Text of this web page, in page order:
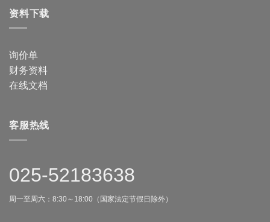
资料下载
询价单
财务资料
在线文档
客服热线
025-52183638
周一至周六：8:30～18:00（国家法定节假日除外）